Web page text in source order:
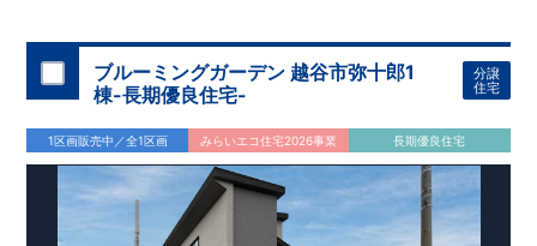
よる）​◆こだわりの内装！ ・LDKは空間演出した折り上げ天
井
・開放感のある『アイランド風オープンキッチン』
・帰宅
後の手洗いうがいがすぐ出来る
『玄関手洗い器』
（号棟によ
・集中力が高まり効率化が図れる勉強や仕事用に活躍でき
る『テレワークルーム』（号棟による）​◆便利な設備！ ・掃
除に便利な『バルコニー水栓』 ・雨の日でも洗濯物が干せる
『室内物干』
・梅雨時や花粉の時期のお洗濯も安心『浴室乾燥
暖房機』
ブルーミングガーデン 越谷市弥十郎1
棟-長期優良住宅-
分譲
住宅
1区画販売中／全1区画 みらいエコ住宅2026事業 長期優良住宅